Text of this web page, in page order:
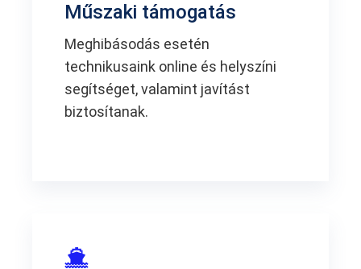
Műszaki támogatás
Meghibásodás esetén
technikusaink online és helyszíni
segítséget, valamint javítást
biztosítanak.